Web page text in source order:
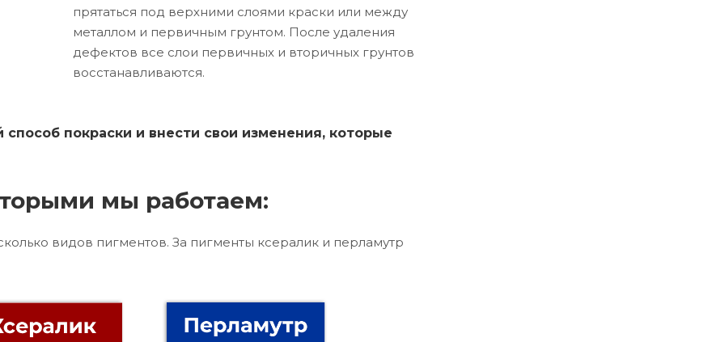
прятаться под верхними слоями краски или между
металлом и первичным грунтом. После удаления
дефектов все слои первичных и вторичных грунтов
восстанавливаются.
покраски и внести свои изменения, которые
мы работаем:
видов пигментов. За пигменты ксералик и перламутр